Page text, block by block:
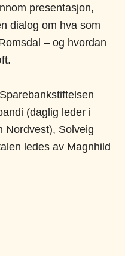
presentasjon,
dialog om hva som
– og hvordan
(daglig leder i
Nordvest), Solveig
ledes av Magnhild